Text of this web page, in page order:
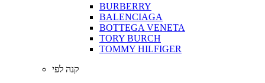
BURBERRY
BALENCIAGA
BOTTEGA VENETA
TORY BURCH
TOMMY HILFIGER
קנה לפי